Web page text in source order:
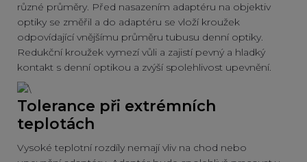
různé průměry. Před nasazením adaptéru na objektiv
optiky se změřil a do adaptéru se vloží kroužek
odpovídající vnějšímu průměru tubusu denní optiky.
Redukční kroužek vymezí vůli a zajistí pevný a hladký
kontakt s denní optikou a zvýší spolehlivost upevnění.
Tolerance při extrémních
teplotách
Vysoké teplotní rozdíly nemají vliv na chod nebo